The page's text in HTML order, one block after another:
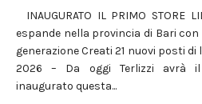
INAUGURATO IL PRIMO STORE
espande nella provincia di Bari
generazione Creati 21 nuovi posti di
2026 – Da oggi Terlizzi avrà
inaugurato questa...